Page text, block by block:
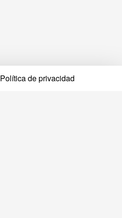
Política de privacidad